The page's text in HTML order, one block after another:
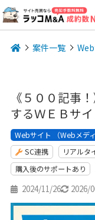
案件一覧
《５００記事
するＷＥＢサ
Webサイト （Webメディ
SC連携
リアルタ
購入後のサポートあり
2024/11/26 2026/